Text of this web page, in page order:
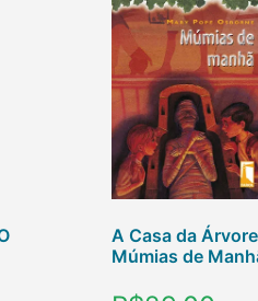
A Casa da
Múmias de